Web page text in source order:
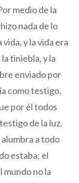
medio de la
nada de lo
vida, y la vida era
tiniebla, y la
enviado por
como testigo,
por él todos
de la luz.
a todo
estaba; el
mundo no la